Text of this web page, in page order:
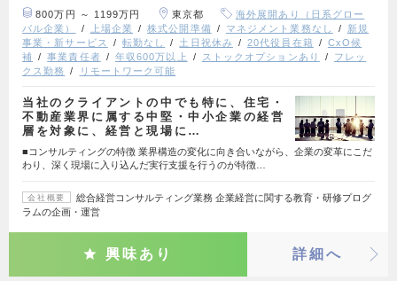
800万円 ～ 1199万円 東京都
海外展開あり（日系グロー
バル企業）
上場企業 株式公開準備 マネジメント業務なし
新規
事業・新サービス
転勤なし 土日祝休み 20代役員在籍
CxO候
補
事業責任者 年収600万以上 ストックオプションあり
フレッ
クス勤務
リモートワーク可能
当社のクライアントの中でも特に、住宅・
不動産業界に属する中堅・中小企業の経営
層を対象に、経営と現場に…
■コンサルティングの特徴 業界構造の変化に向き合いながら、企業の変革にこだ
わり、深く現場に入り込んだ実行支援を行うのが特徴…
会社概要
総合経営コンサルティング業務 企業経営に関する教育・研修プログ
ラムの企画・運営
興味あり 詳細へ